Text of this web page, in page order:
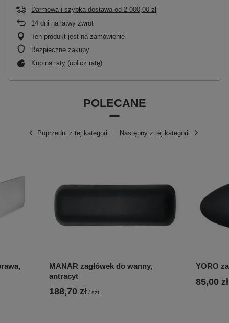
Darmowa i szybka dostawa od 2 000,00 zł
14 dni na łatwy zwrot
Ten produkt jest na zamówienie
Bezpieczne zakupy
Kup na raty (oblicz ratę)
POLECANE
Poprzedni z tej kategorii
MANAR zagłówek do wanny,
antracyt
188,70 zł / szt.
YORO
85,00 zł
Następny z tej kategorii